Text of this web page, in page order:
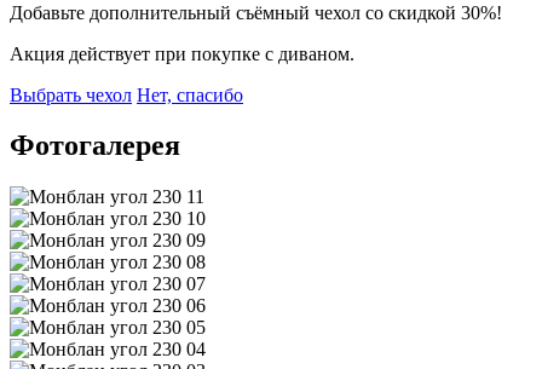
Добавьте дополнительный съёмный чехол со скидкой 30%!
Акция действует при покупке с диваном.
Выбрать чехол Нет, спасибо
Фотогалерея